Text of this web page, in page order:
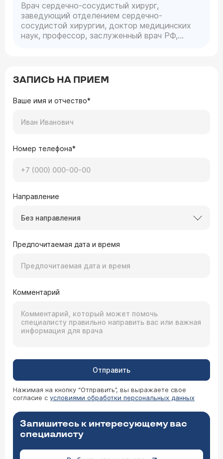
Врач сердечно-сосудистый хирург,
заведующий отделением сердечно-
сосудистой хирургии, доктор медицинских
наук, профессор, заслуженный врач РФ,
ЗАПИСЬ НА ПРИЕМ
Ваше имя и отчество*
Номер телефона*
Направление
Без направления
Предпочитаемая дата и время
Комментарий
Отправить
Нажимая на кнопку “Отправить”, вы выражаете свое
согласие с условиями обработки персональных данных
Запишитесь к интересующему вас
специалисту